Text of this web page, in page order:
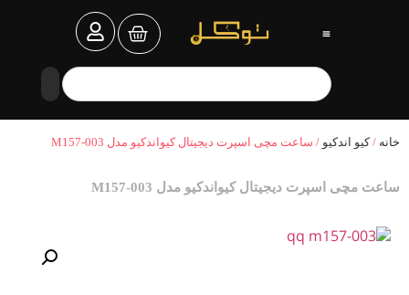
خانه /کیو اندکیو / ساعت مچی اسپرت دیجیتال کیواندکیو مدل M157-003
ساعت مچی اسپرت دیجیتال کیواندکیو مدل M157-003